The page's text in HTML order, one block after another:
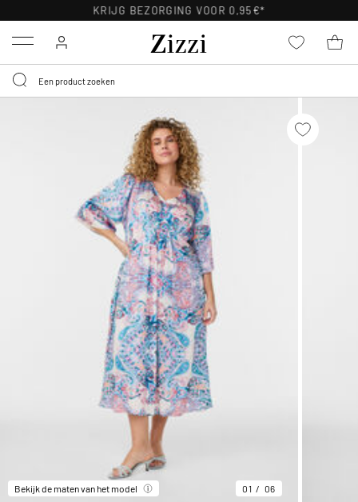
KRIJG BEZORGING VOOR 0,95€*
Menu
Bekijk de maten van het model 01 06